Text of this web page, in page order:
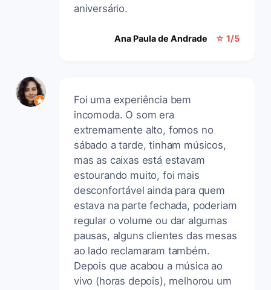
aniversário.
Ana Paula de Andrade ☆ 1/5
Foi uma experiência bem
incomoda. O som era
extremamente alto, fomos no
sábado a tarde, tinham músicos,
mas as caixas está estavam
estourando muito, foi mais
desconfortável ainda para quem
estava na parte fechada, poderiam
regular o volume ou dar algumas
pausas, alguns clientes das mesas
ao lado reclamaram também.
Depois que acabou a música ao
vivo (horas depois), melhorou um